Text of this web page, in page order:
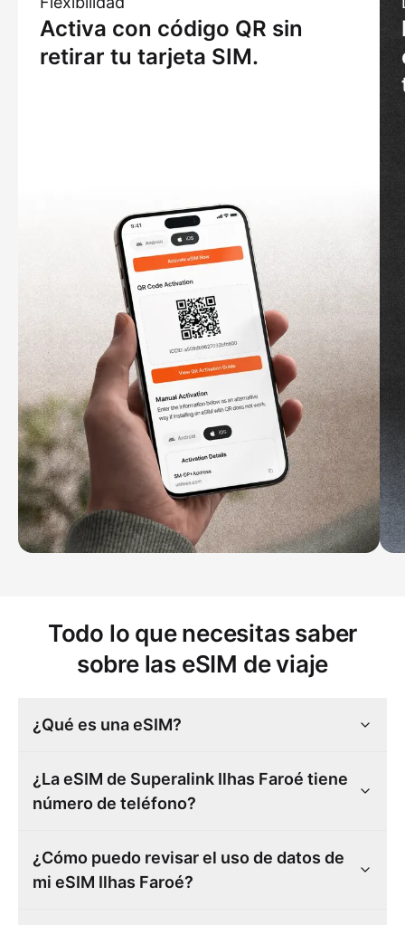
Activa con código QR sin
retirar tu tarjeta SIM.
Todo lo que necesitas saber
sobre las eSIM de viaje
¿Qué es una eSIM?
¿La eSIM de Superalink Ilhas Faroé tiene
número de teléfono?
¿Cómo puedo revisar el uso de datos de
mi eSIM Ilhas Faroé?